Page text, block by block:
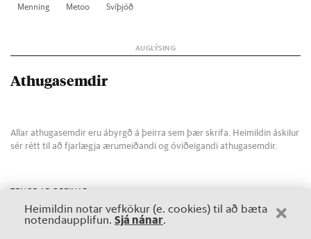
Menn­ing
Met­oo Sví­þjóð
Athugasemdir
Allar athugasemdir eru ábyrgð á þeirra sem þær skrifa. Heimildin áskilur
sér rétt til að fjarlægja ærumeiðandi og óviðeigandi athugasemdir.
TENGDAR GREINAR
Metoo
Heimildin notar vefkökur (e. cookies) til að bæta
notendaupplifun. Sjá nánar.